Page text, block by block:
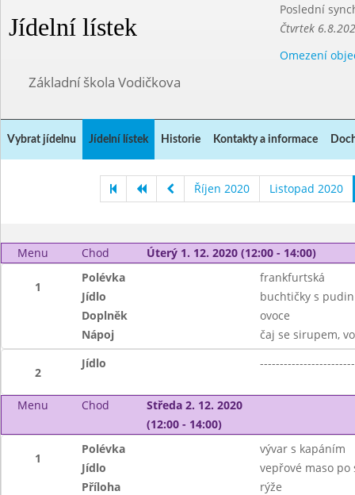
Jídelní lístek
Poslední
Čtvrtek
Omezení
Základní škola Vodičkova
Vybrat jídelnu Jídelní lístek Historie Kontakty a informace
Říjen 2020 Listopad 2020
Menu Chod Úterý 1. 12. 2020 (12:00 - 14:00)
1
Polévka
frankfurtská
Jídlo
buchtičky s
Doplněk
ovoce
Nápoj
čaj se sirupem,
2
Jídlo
Menu Chod
Středa 2. 12. 2020
(12:00 - 14:00)
1
Polévka
vývar s kapáním
Jídlo
vepřové maso po
Příloha
rýže